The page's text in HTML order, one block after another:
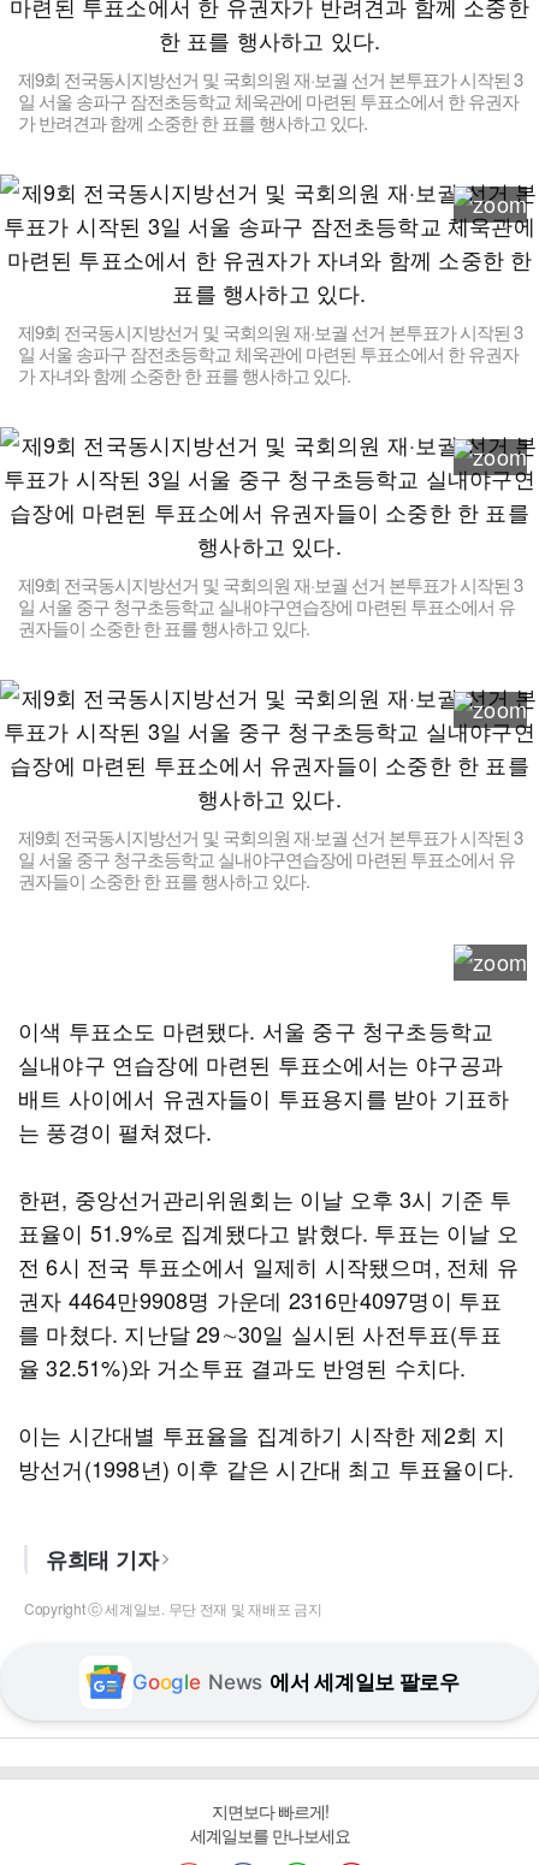
제9회 전국동시지방선거 및 국회의원 재·보궐 선거 본투표가 시작된 3
일 서울 송파구 잠전초등학교 체욱관에 마련된 투표소에서 한 유권자
가 반려견과 함께 소중한 한 표를 행사하고 있다.
제9회 전국동시지방선거 및 국회의원 재·보궐 선거 본투표가 시작된 3
일 서울 송파구 잠전초등학교 체욱관에 마련된 투표소에서 한 유권자
가 자녀와 함께 소중한 한 표를 행사하고 있다.
제9회 전국동시지방선거 및 국회의원 재·보궐 선거 본투표가 시작된 3
일 서울 중구 청구초등학교 실내야구연습장에 마련된 투표소에서 유
권자들이 소중한 한 표를 행사하고 있다.
제9회 전국동시지방선거 및 국회의원 재·보궐 선거 본투표가 시작된 3
일 서울 중구 청구초등학교 실내야구연습장에 마련된 투표소에서 유
권자들이 소중한 한 표를 행사하고 있다.
이색 투표소도 마련됐다. 서울 중구 청구초등학교
실내야구 연습장에 마련된 투표소에서는 야구공과
배트 사이에서 유권자들이 투표용지를 받아 기표하
는 풍경이 펼쳐졌다.
한편, 중앙선거관리위원회는 이날 오후 3시 기준 투
표율이 51.9%로 집계됐다고 밝혔다. 투표는 이날 오
전 6시 전국 투표소에서 일제히 시작됐으며, 전체 유
권자 4464만9908명 가운데 2316만4097명이 투표
를 마쳤다. 지난달 29∼30일 실시된 사전투표(투표
율 32.51%)와 거소투표 결과도 반영된 수치다.
이는 시간대별 투표율을 집계하기 시작한 제2회 지
방선거(1998년) 이후 같은 시간대 최고 투표율이다.
유희태 기자
Copyright ⓒ 세계일보. 무단 전재 및 재배포 금지
Google News 에서 세계일보 팔로우
지면보다 빠르게!
세계일보를 만나보세요